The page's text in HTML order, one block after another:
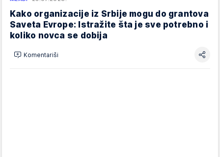
Kako organizacije iz Srbije mogu do grantova
Saveta Evrope: Istražite šta je sve potrebno i
koliko novca se dobija
Komentariši